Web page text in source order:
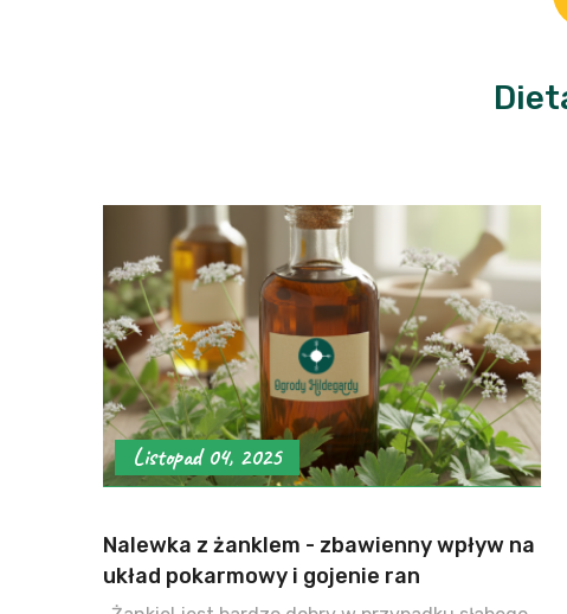
Listopad 04, 2025
Nalewka z żanklem - zbawienny wpływ na
układ pokarmowy i gojenie ran